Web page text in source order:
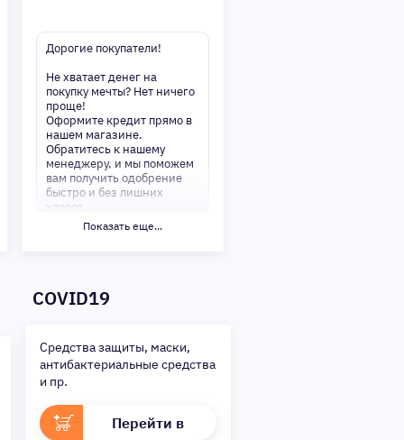
Дорогие покупатели!
Не хватает денег на
покупку мечты? Нет ничего
проще!
Оформите кредит прямо в
нашем магазине.
Обратитесь к нашему
менеджеру, и мы поможем
вам получить одобрение
быстро и без лишних
хлопот.
только паспорт
-Удобные сроки и низкие
Не откладывайте свои
желания на потом!
Получите то, что нужно,
удобство — наш приоритет!
✨
Показать еще...
COVID19
Средства защиты, маски,
антибактериальные средства
и пр.
Перейти в